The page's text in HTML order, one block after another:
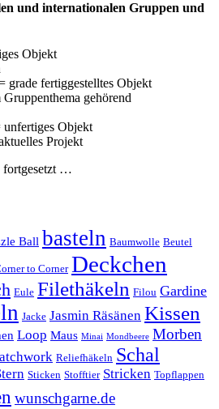
und internationalen Gruppen und
Objekt
fertiggestelltes Objekt
gehörend
Objekt
Projekt
…
Ball basteln Baumwolle Beutel
to Corner Deckchen
Eule Filethäkeln Filou Gardine
Jacke Jasmin Räsänen Kissen
Loop Maus Minai Mondbeere Morben
Reliefhäkeln Schal
Sticken Stofftier Stricken Topflappen
wunschgarne.de